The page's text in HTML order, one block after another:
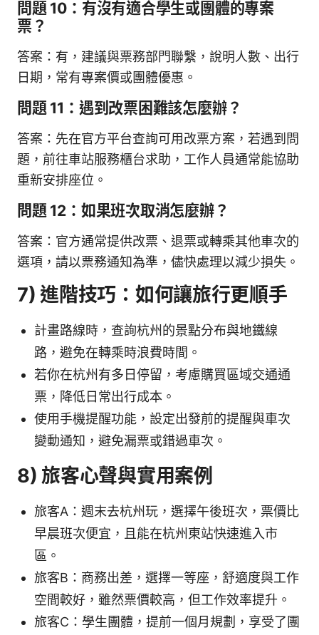
問題 10：有沒有適合學生或團體的專案
票？
答案：有，建議與票務部門聯繫，說明人數、出行
日期，常有專案價或團體優惠。
問題 11：遇到改票困難該怎麼辦？
答案：先在官方平台查詢可用改票方案，若遇到問
題，前往車站服務櫃台求助，工作人員通常能協助
重新安排座位。
問題 12：如果班次取消怎麼辦？
答案：官方通常提供改票、退票或轉乘其他車次的
選項，請以票務通知為準，儘快處理以減少損失。
7) 進階技巧：如何讓旅行更順手
計畫路線時，查詢杭州的景點分布與地鐵線
路，避免在轉乘時浪費時間。
若你在杭州有多日停留，考慮購買區域交通通
票，降低日常出行成本。
使用手機提醒功能，設定出發前的提醒與車次
變動通知，避免漏票或錯過車次。
8) 旅客心聲與實用案例
旅客A：週末去杭州玩，選擇午後班次，票價比
早晨班次便宜，且能在杭州東站快速進入市
區。
旅客B：商務出差，選擇一等座，舒適度與工作
空間較好，雖然票價較高，但工作效率提升。
旅客C：學生團體，提前一個月規劃，享受了團